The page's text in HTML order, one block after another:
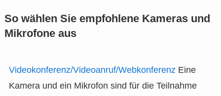
So wählen Sie empfohlene Kameras und
Mikrofone aus
Videokonferenz/Videoanruf/WebkonferenzEine
Kamera und ein Mikrofon sind für die Teilnahme